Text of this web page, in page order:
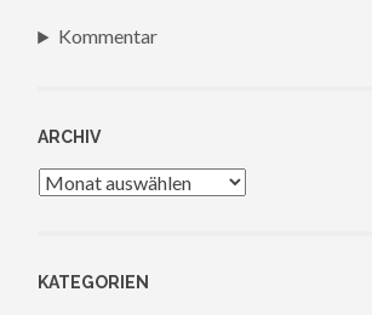
Kommentar
ARCHIV
Archiv
KATEGORIEN